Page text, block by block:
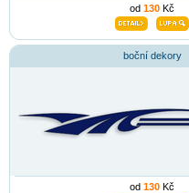
od 130 Kč
boční dekory
od 130 Kč